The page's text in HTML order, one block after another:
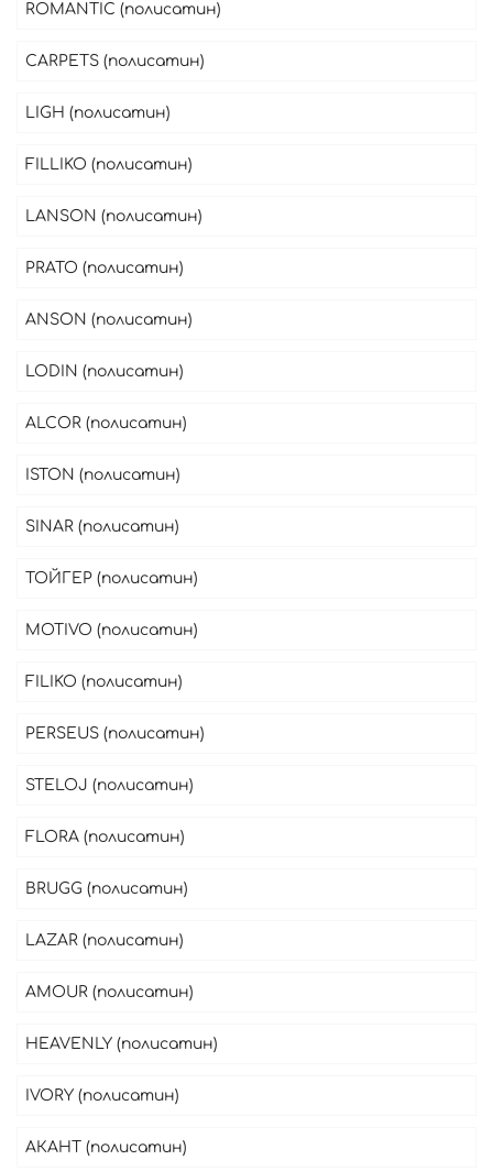
ROMANTIC (полисатин)
CARPETS (полисатин)
LIGH (полисатин)
FILLIKO (полисатин)
LANSON (полисатин)
PRATO (полисатин)
ANSON (полисатин)
LODIN (полисатин)
ALCOR (полисатин)
ISTON (полисатин)
SINAR (полисатин)
ТОЙГЕР (полисатин)
MOTIVO (полисатин)
FILIKO (полисатин)
PERSEUS (полисатин)
STELOJ (полисатин)
FLORA (полисатин)
BRUGG (полисатин)
LAZAR (полисатин)
AMOUR (полисатин)
HEAVENLY (полисатин)
IVORY (полисатин)
АКАНТ (полисатин)